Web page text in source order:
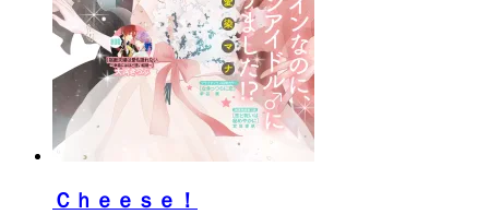
Ｃｈｅｅｓｅ！